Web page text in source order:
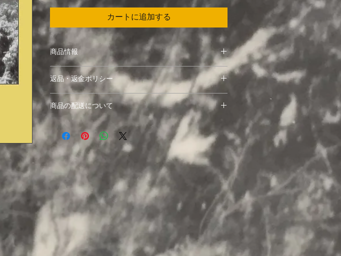
カートに追加する
商品情報
gijicholera
[I cannot dream your dream]
返品・返金ポリシー
万が一不良品やご注文の品と異なる場合は、お届けから
7日以内にメールにてご連絡ください。即時交換させて
頂きます。
お客様の都合による返品やサイズ交換、キャンセルは、
お受け出来ませんので予めご了承ください。また、ご使
用後の返品はお受け出来ません。
商品の配送について
送料：商品の点数に関わらず、全国一律　¥500
発送方法は地域や商品の点数により異なります。